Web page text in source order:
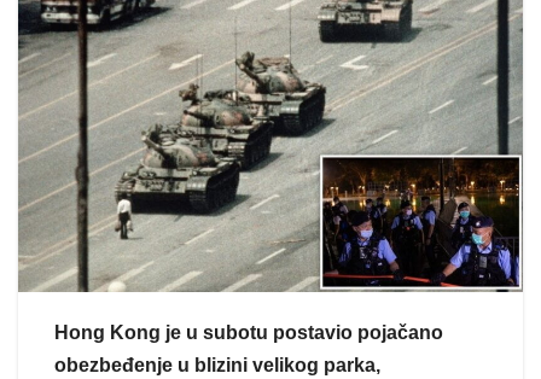
Hong Kong je u subotu postavio pojačano
obezbeđenje u blizini velikog parka,